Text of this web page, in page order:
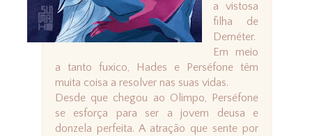
a vistosa
filha de
Deméter.
Em meio
a tanto fuxico, Hades e Perséfone têm
muita coisa a resolver nas suas vidas.
Desde que chegou ao Olimpo, Perséfone
se esforça para ser a jovem deusa e
donzela perfeita. A atração que sente por